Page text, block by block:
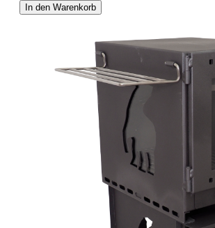
In den Warenkorb